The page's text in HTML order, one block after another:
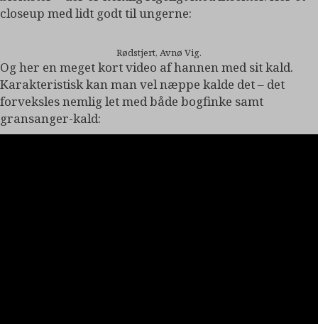
closeup med lidt godt til ungerne:
Rødstjert, Avnø Vig.
Og her en meget kort video af hannen med sit kald.
Karakteristisk kan man vel næppe kalde det – det
forveksles nemlig let med både bogfinke samt
gransanger-kald: